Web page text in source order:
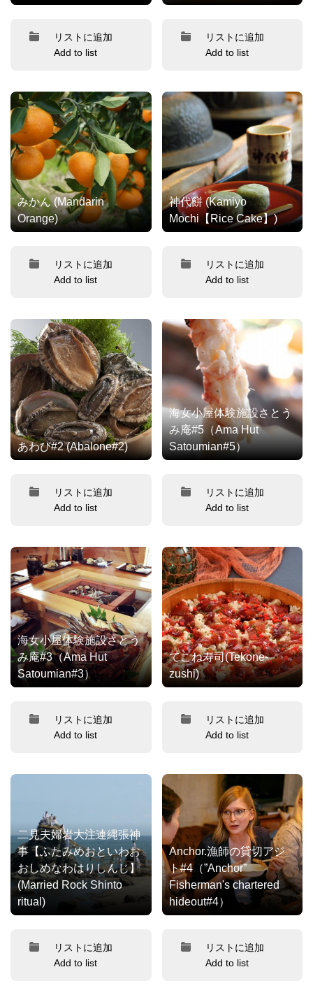
リストに追加
Add to list
リストに追加
Add to list
みかん (Mandarin
Orange)
リストに追加
Add to list
神代餅 (Kamiyo
Mochi【Rice Cake】)
リストに追加
Add to list
あわび#2 (Abalone#2)
リストに追加
Add to list
海女小屋体験施設さとう
み庵#5（Ama Hut
Satoumian#5）
リストに追加
Add to list
海女小屋体験施設さとう
み庵#3（Ama Hut
Satoumian#3）
リストに追加
Add to list
てこね寿司(Tekone-
zushi)
リストに追加
Add to list
二見夫婦岩大注連縄張神
事【ふたみめおといわお
おしめなわはりしんじ】
(Married Rock Shinto
ritual)
リストに追加
Add to list
Anchor.漁師の貸切アジ
ト#4（”Anchor”
Fisherman's chartered
hideout#4）
リストに追加
Add to list